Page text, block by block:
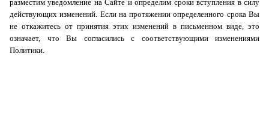
разместим уведомление на Сайте и определим сроки вступления в силу
действующих изменений. Если на протяжении определенного срока Вы
не откажитесь от принятия этих изменений в письменном виде, это
означает, что Вы согласились с соответствующими изменениями
Политики.